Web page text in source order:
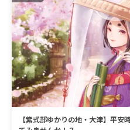
【紫式部ゆかりの地・大津】平